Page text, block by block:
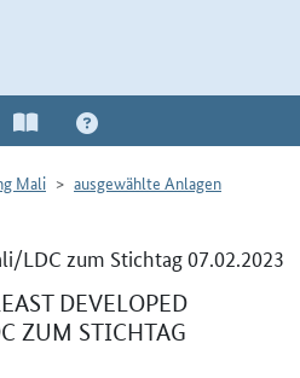
Mali
ausgewählte Anlagen
LDC zum Stichtag 07.02.2023
DEVELOPED
ZUM STICHTAG